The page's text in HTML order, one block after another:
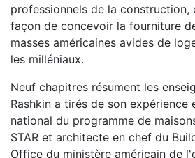
professionnels de la construction,
façon de concevoir la fourniture
masses américaines avides de
les milléniaux.
Neuf chapitres résument les
Rashkin a tirés de son
national du programme de
STAR et architecte en chef du
Office du ministère américain de